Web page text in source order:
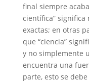
final siempre
científica” significa
exactas; en otras
que “ciencia”
y no simplemente
encuentra una
parte, esto se